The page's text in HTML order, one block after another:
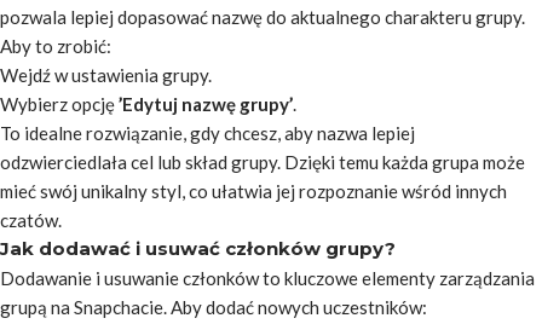
pozwala lepiej dopasować nazwę do aktualnego charakteru grupy.
Aby to zrobić:
Wejdź w ustawienia grupy.
Wybierz opcję’Edytuj nazwę grupy’.
To idealne rozwiązanie, gdy chcesz, aby nazwa lepiej
odzwierciedlała cel lub skład grupy. Dzięki temu każda grupa może
mieć swój unikalny styl, co ułatwia jej rozpoznanie wśród innych
czatów.
Jak dodawać i usuwać członków grupy?
Dodawanie i usuwanie członków to kluczowe elementy zarządzania
grupą na Snapchacie. Aby dodać nowych uczestników: